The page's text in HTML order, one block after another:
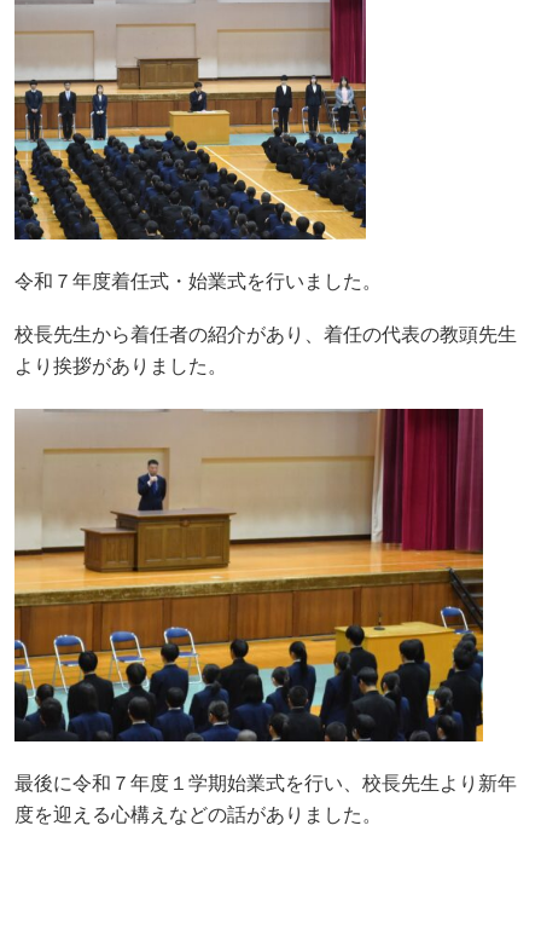
令和７年度着任式・始業式を行いました。
校長先生から着任者の紹介があり、着任の代表の教頭先生
より挨拶がありました。
最後に令和７年度１学期始業式を行い、校長先生より新年
度を迎える心構えなどの話がありました。